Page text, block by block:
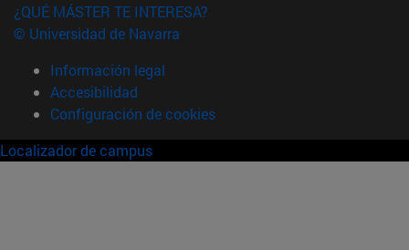
¿QUÉ MÁSTER TE INTERESA?
© Universidad de Navarra
Información legal
Accesibilidad
Configuración de cookies
Localizador de campus